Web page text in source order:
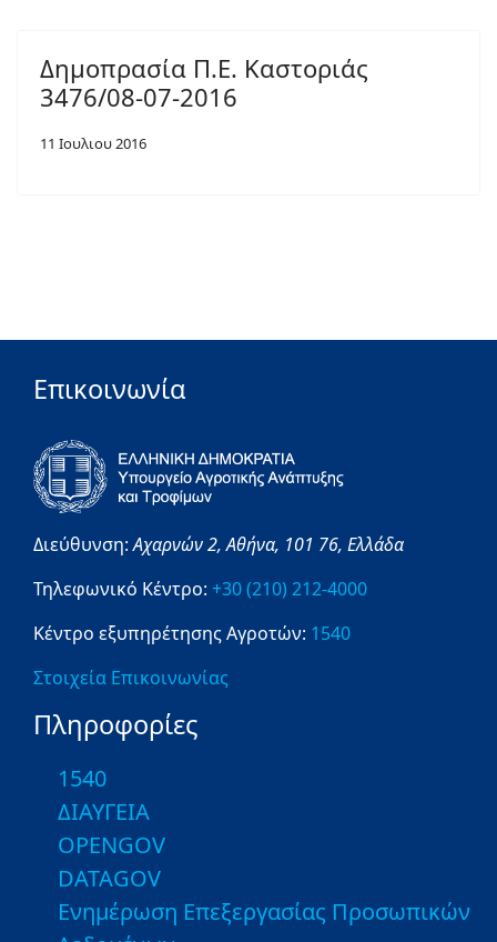
Δημοπρασία Π.Ε. Καστοριάς
3476/08-07-2016
11 Ιουλιου 2016
Επικοινωνία
Διεύθυνση:Αχαρνών 2,Αθήνα, 101 76, Ελλάδα
Τηλεφωνικό Κέντρο: +30 (210) 212-4000
Κέντρο εξυπηρέτησης Αγροτών: 1540
Στοιχεία Επικοινωνίας
Πληροφορίες
1540
ΔΙΑΥΓΕΙΑ
OPENGOV
DATAGOV
Ενημέρωση Επεξεργασίας Προσωπικών